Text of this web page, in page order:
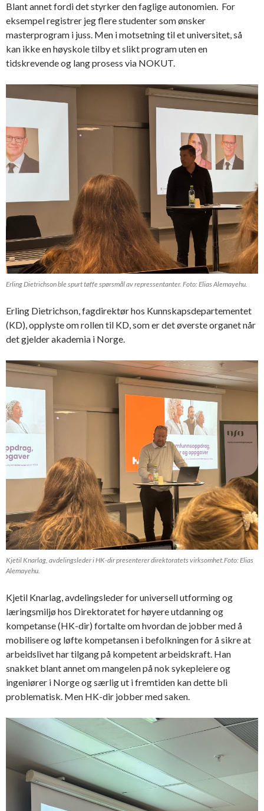
Blant annet fordi det styrker den faglige autonomien. For
eksempel registrer jeg flere studenter som ønsker
masterprogram i juss. Men i motsetning til et universitet, så
kan ikke en høyskole tilby et slikt program uten en
tidskrevende og lang prosess via NOKUT.
Erling Dietrichson ble spurt tøffe spørsmål av repressentanter. Foto: Elias Alemayehu.
Erling Dietrichson, fagdirektør hos Kunnskapsdepartementet
(KD), opplyste om rollen til KD, som er det øverste organet når
det gjelder akademia i Norge.
Kjetil Knarlag, avdelingsleder i HK-dir presenterer direktoratets virksomhet.Foto: Elias
Alemayehu.
Kjetil Knarlag, avdelingsleder for universell utforming og
læringsmiljø hos Direktoratet for høyere utdanning og
kompetanse (HK-dir) fortalte om hvordan de jobber med å
mobilisere og løfte kompetansen i befolkningen for å sikre at
arbeidslivet har tilgang på kompetent arbeidskraft. Han
snakket blant annet om mangelen på nok sykepleiere og
ingeniører i Norge og særlig ut i fremtiden kan dette bli
problematisk. Men HK-dir jobber med saken.